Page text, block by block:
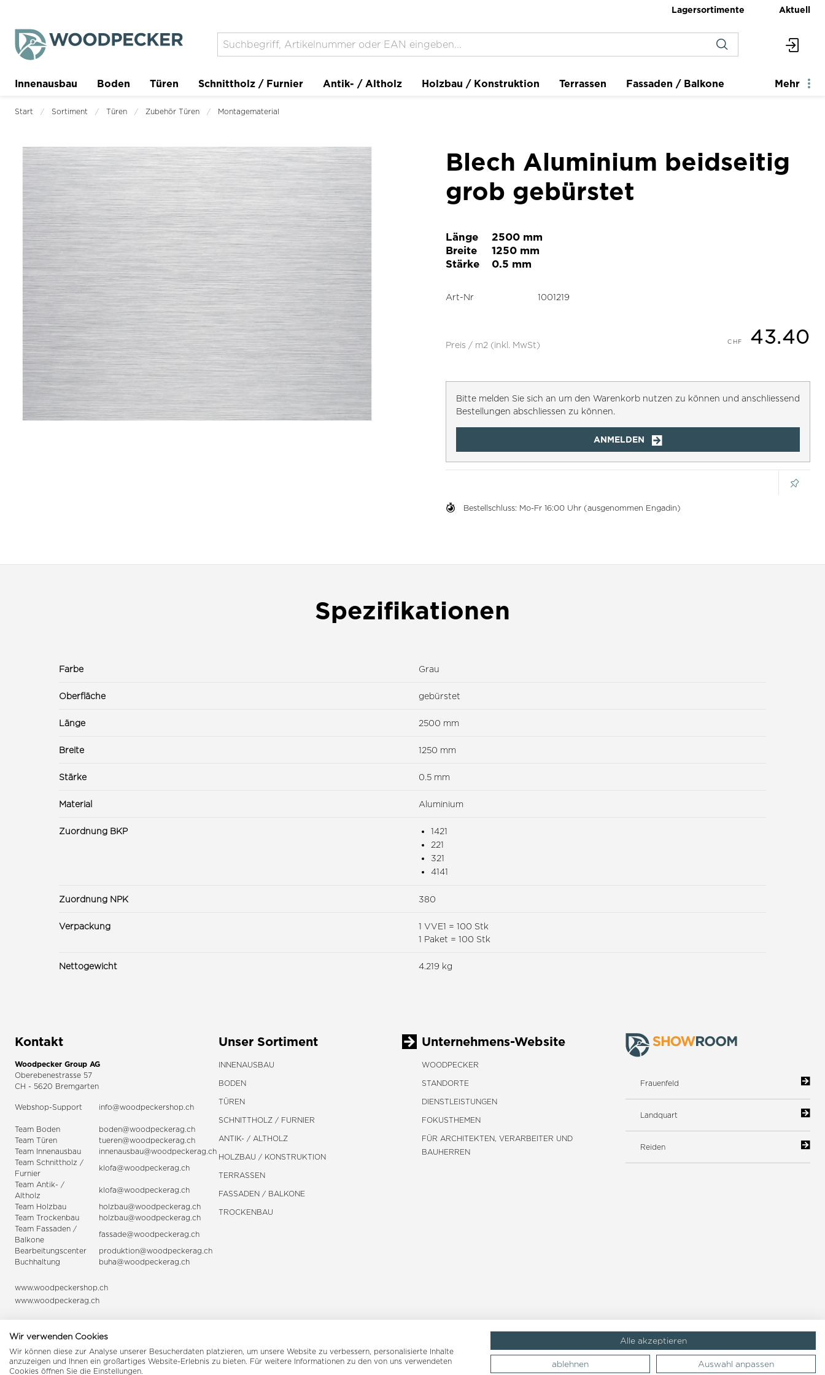
Lagersortimente Aktuell
Innenausbau Boden Türen Schnittholz / Furnier Antik- / Altholz Holzbau / Konstruktion Terrassen Fassaden / Balkone
Trockenbau Planer
Mehr
Start Sortiment Türen Zubehör Türen Montagematerial
Blech Aluminium beidseitig
grob gebürstet
Länge
2500 mm
Breite
1250 mm
Stärke
0.5 mm
Preis / m2 (inkl. MwSt) 43.40
Bitte melden Sie sich an um den Warenkorb nutzen zu können und anschliessend
Bestellungen abschliessen zu können.
ANMELDEN
Bestellschluss: Mo-Fr 16:00 Uhr (ausgenommen Engadin)
Art-Nr 1001219
Spezifikationen
Farbe Grau
Oberfläche gebürstet
Länge 2500 mm
Breite 1250 mm
Stärke 0.5 mm
Material Aluminium
Zuordnung BKP
1421
221
321
4141
Zuordnung NPK 380
Verpackung
1 VVE1 = 100 Stk
1 Paket = 100 Stk
Nettogewicht 4.219 kg
Kontakt
Woodpecker Group AG
Oberebenestrasse 57
CH - 5620 Bremgarten
Webshop-Support info@woodpeckershop.ch
Team Boden
boden@woodpeckerag.ch
Team Türen
tueren@woodpeckerag.ch
Team Innenausbau
innenausbau@woodpeckerag.ch
Team Schnittholz /
Furnier
klofa@woodpeckerag.ch
Team Antik- /
Altholz
klofa@woodpeckerag.ch
Team Holzbau
holzbau@woodpeckerag.ch
Team Trockenbau
holzbau@woodpeckerag.ch
Team Fassaden /
Balkone
fassade@woodpeckerag.ch
Bearbeitungscenter
produktion@woodpeckerag.ch
Buchhaltung
buha@woodpeckerag.ch
www.woodpeckershop.ch
www.woodpeckerag.ch
Unser Sortiment
INNENAUSBAU
BODEN
TÜREN
SCHNITTHOLZ / FURNIER
ANTIK- / ALTHOLZ
HOLZBAU / KONSTRUKTION
TERRASSEN
FASSADEN / BALKONE
TROCKENBAU
Unternehmens-Website
WOODPECKER
STANDORTE
DIENSTLEISTUNGEN
FOKUSTHEMEN
FÜR ARCHITEKTEN, VERARBEITER UND
BAUHERREN
Frauenfeld
Landquart
Reiden
Wir verwenden Cookies
Wir können diese zur Analyse unserer Besucherdaten platzieren, um unsere Website zu verbessern, personalisierte Inhalte
anzuzeigen und Ihnen ein großartiges Website-Erlebnis zu bieten. Für weitere Informationen zu den von uns verwendeten
Cookies öffnen Sie die Einstellungen.
Alle akzeptieren
ablehnen Auswahl anpassen